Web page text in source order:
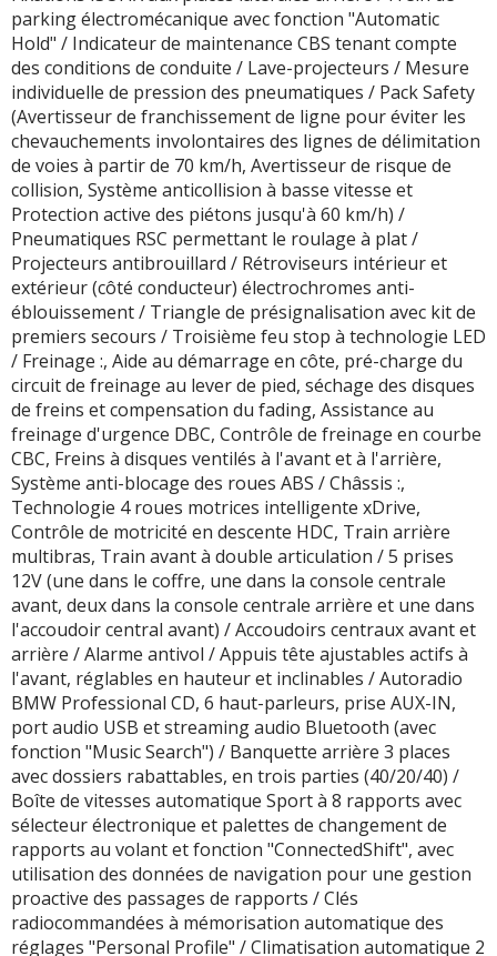
parking électromécanique avec fonction "Automatic
Hold" / Indicateur de maintenance CBS tenant compte
des conditions de conduite / Lave-projecteurs / Mesure
individuelle de pression des pneumatiques / Pack Safety
(Avertisseur de franchissement de ligne pour éviter les
chevauchements involontaires des lignes de délimitation
de voies à partir de 70 km/h, Avertisseur de risque de
collision, Système anticollision à basse vitesse et
Protection active des piétons jusqu'à 60 km/h) /
Pneumatiques RSC permettant le roulage à plat /
Projecteurs antibrouillard / Rétroviseurs intérieur et
extérieur (côté conducteur) électrochromes anti-
éblouissement / Triangle de présignalisation avec kit de
premiers secours / Troisième feu stop à technologie LED
/ Freinage :, Aide au démarrage en côte, pré-charge du
circuit de freinage au lever de pied, séchage des disques
de freins et compensation du fading, Assistance au
freinage d'urgence DBC, Contrôle de freinage en courbe
CBC, Freins à disques ventilés à l'avant et à l'arrière,
Système anti-blocage des roues ABS / Châssis :,
Technologie 4 roues motrices intelligente xDrive,
Contrôle de motricité en descente HDC, Train arrière
multibras, Train avant à double articulation / 5 prises
12V (une dans le coffre, une dans la console centrale
avant, deux dans la console centrale arrière et une dans
l'accoudoir central avant) / Accoudoirs centraux avant et
arrière / Alarme antivol / Appuis tête ajustables actifs à
l'avant, réglables en hauteur et inclinables / Autoradio
BMW Professional CD, 6 haut-parleurs, prise AUX-IN,
port audio USB et streaming audio Bluetooth (avec
fonction "Music Search") / Banquette arrière 3 places
avec dossiers rabattables, en trois parties (40/20/40) /
Boîte de vitesses automatique Sport à 8 rapports avec
sélecteur électronique et palettes de changement de
rapports au volant et fonction "ConnectedShift", avec
utilisation des données de navigation pour une gestion
proactive des passages de rapports / Clés
radiocommandées à mémorisation automatique des
réglages "Personal Profile" / Climatisation automatique 2